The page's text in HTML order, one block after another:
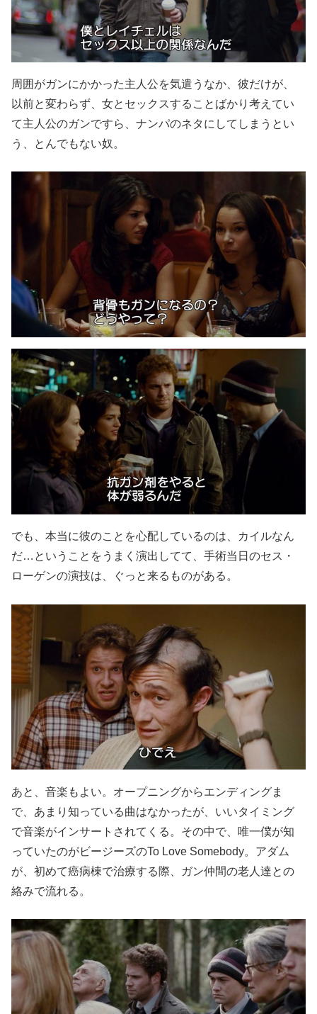
周囲がガンにかかった主人公を気遣うなか、彼だけが、
以前と変わらず、女とセックスすることばかり考えてい
て主人公のガンですら、ナンパのネタにしてしまうとい
う、とんでもない奴。
でも、本当に彼のことを心配しているのは、カイルなん
だ…ということをうまく演出してて、手術当日のセス・
ローゲンの演技は、ぐっと来るものがある。
あと、音楽もよい。オープニングからエンディングま
で、あまり知っている曲はなかったが、いいタイミング
で音楽がインサートされてくる。その中で、唯一僕が知
っていたのがビージーズのTo Love Somebody。アダム
が、初めて癌病棟で治療する際、ガン仲間の老人達との
絡みで流れる。